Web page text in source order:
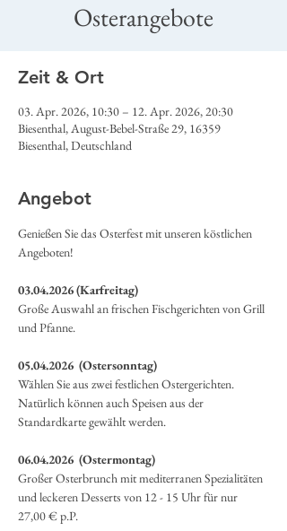
Osterangebote
Zeit & Ort
03. Apr. 2026, 10:30 – 12. Apr. 2026, 20:30
Biesenthal, August-Bebel-Straße 29, 16359
Biesenthal, Deutschland
Angebot
Genießen Sie das Osterfest mit unseren köstlichen
Angeboten!
03.04.2026 (Karfreitag)
Große Auswahl an frischen Fischgerichten von Grill
und Pfanne.
05.04.2026  (Ostersonntag)
Wählen Sie aus zwei festlichen Ostergerichten.
Natürlich können auch Speisen aus der
Standardkarte gewählt werden.
06.04.2026  (Ostermontag)
Großer Osterbrunch mit mediterranen Spezialitäten
und leckeren Desserts von 12 - 15 Uhr für nur
27,00 € p.P.